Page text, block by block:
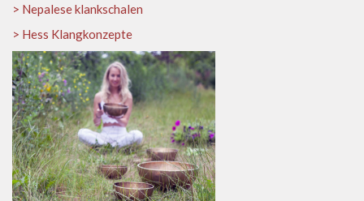
> Nepalese klankschalen
> Hess Klangkonzepte